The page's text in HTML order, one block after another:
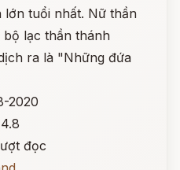
lớn tuổi nhất. Nữ thần
lạc thần thánh
ra là "Những đứa
2020
4.8
đọc